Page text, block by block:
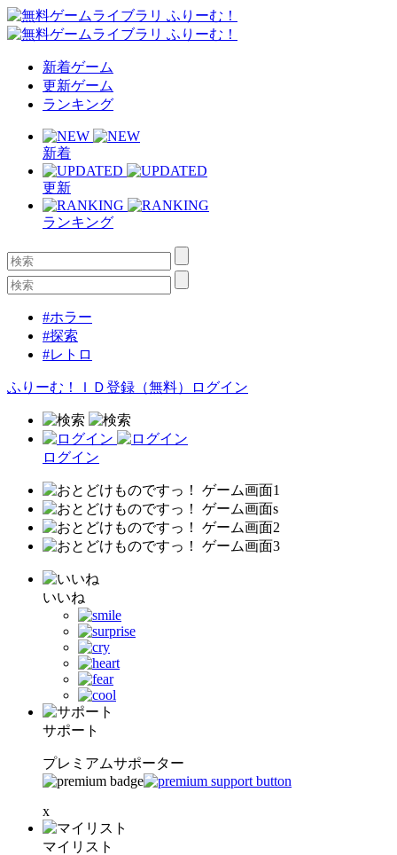
新着ゲーム
更新ゲーム
ランキング
新着
更新
ランキング
#ホラー
#探索
#レトロ
ふりーむ！ＩＤ登録（無料） ログイン
ログイン
いいね
サポート
プレミアムサポーター
x
マイリスト